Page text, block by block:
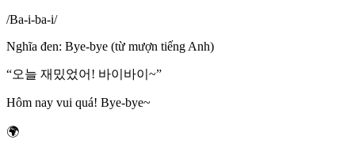
/Ba-i-ba-i/
Nghĩa đen: Bye-bye (từ mượn tiếng Anh)
“오늘 재밌었어! 바이바이~”
Hôm nay vui quá! Bye-bye~
🌍